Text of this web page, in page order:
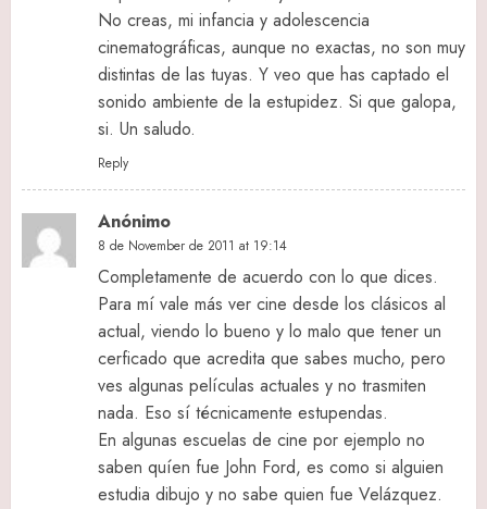
No creas, mi infancia y adolescencia
cinematográficas, aunque no exactas, no son muy
distintas de las tuyas. Y veo que has captado el
sonido ambiente de la estupidez. Si que galopa,
si. Un saludo.
Reply
Anónimo
8 de November de 2011 at 19:14
Completamente de acuerdo con lo que dices.
Para mí vale más ver cine desde los clásicos al
actual, viendo lo bueno y lo malo que tener un
cerficado que acredita que sabes mucho, pero
ves algunas películas actuales y no trasmiten
nada. Eso sí técnicamente estupendas.
En algunas escuelas de cine por ejemplo no
saben quíen fue John Ford, es como si alguien
estudia dibujo y no sabe quien fue Velázquez.